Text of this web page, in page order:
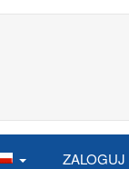
ZALOGUJ